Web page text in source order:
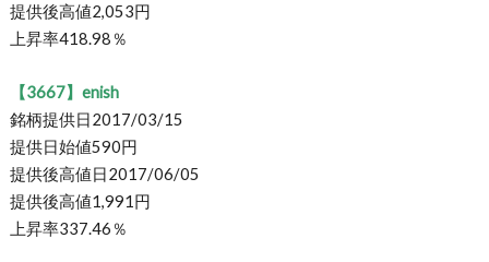
提供後高値2,053円
上昇率418.98％
【3667】enish
銘柄提供日2017/03/15
提供日始値590円
提供後高値日2017/06/05
提供後高値1,991円
上昇率337.46％